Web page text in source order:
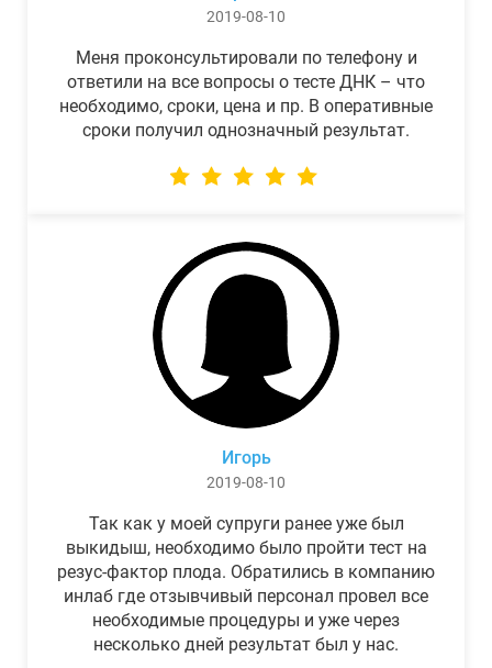
2019-08-10
Меня проконсультировали по телефону и
ответили на все вопросы о тесте ДНК – что
необходимо, сроки, цена и пр. В оперативные
сроки получил однозначный результат.
Игорь
2019-08-10
Так как у моей супруги ранее уже был
выкидыш, необходимо было пройти тест на
резус-фактор плода. Обратились в компанию
инлаб где отзывчивый персонал провел все
необходимые процедуры и уже через
несколько дней результат был у нас.